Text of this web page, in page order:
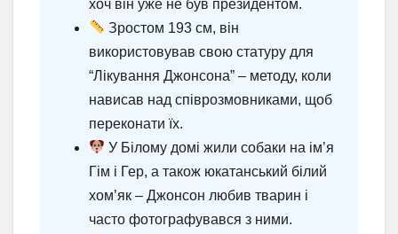
хоч він уже не був президентом.
Зростом 193 см, він
використовував свою статуру для
“Лікування Джонсона” – методу, коли
нависав над співрозмовниками, щоб
переконати їх.
У Білому домі жили собаки на ім’я
Гім і Гер, а також юкатанський білий
хом’як – Джонсон любив тварин і
часто фотографувався з ними.